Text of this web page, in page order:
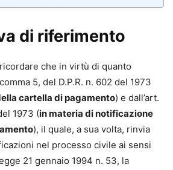
di riferimento
che in virtù di quanto
5, del D.P.R. n. 602 del 1973
cartella di pagamento) e dall’art.
1973 (in materia di notificazione
), il quale, a sua volta, rinvia
nel processo civile ai sensi
21 gennaio 1994 n. 53, la